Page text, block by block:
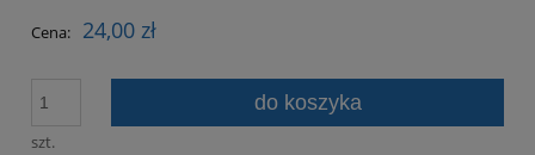
Cena: 24,00 zł
szt.
do koszyka